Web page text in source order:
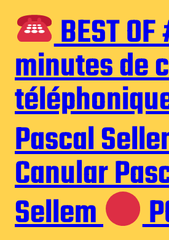
BEST
minutes de
Pascal
Canular
Sellem